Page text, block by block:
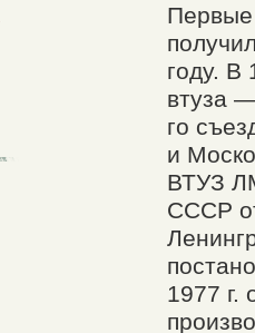
году. В
втуза
го
и
ВТУЗ
СССР
1977 г.